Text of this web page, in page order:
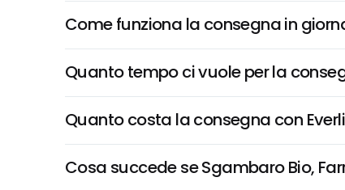
Come funziona la consegna in
Quanto tempo ci vuole per la
Quanto costa la consegna con
Cosa succede se Sgambaro Bio,